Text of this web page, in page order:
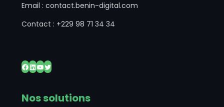
Email : contact.benin-digital.com
Contact : +229 98 71 34 34
Facebook
LinkedIn
YouTube
Twitter
Nos solutions